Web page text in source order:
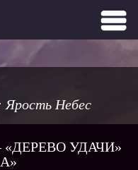
Ярость Небес
УДАЧИ»